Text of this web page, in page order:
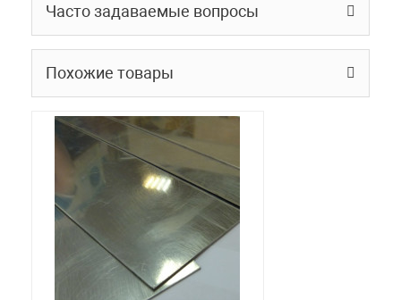
Часто задаваемые вопросы
Похожие товары